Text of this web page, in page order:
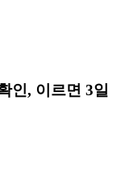
인, 이르면 3일